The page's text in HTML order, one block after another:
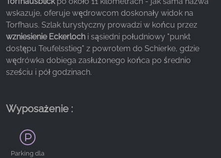
wskazuje, oferuje wędrowcom doskonały widok na
Torfhaus. Szlak turystyczny prowadzi w końcu przez
wzniesienie Eckerloch i sąsiedni południowy "punkt
dostępu Teufelsstieg" z powrotem do Schierke, gdzie
wędrówka dobiega zasłużonego końca po średnio
sześciu i pół godzinach.
Wyposażenie :
Parking dla